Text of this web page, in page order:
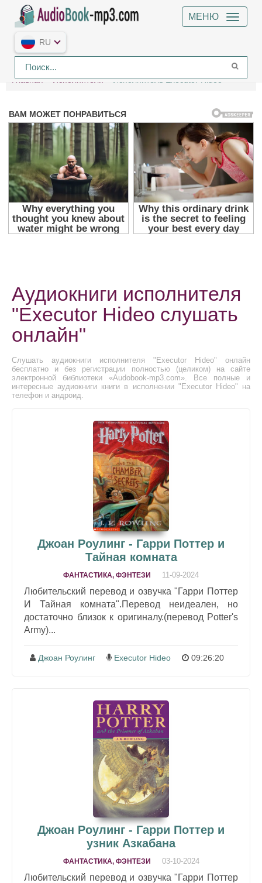
МЕНЮ
RU
Главная Исполнители Исполнитель Executor Hideo
Аудиокниги исполнителя
"Executor Hideo слушать
онлайн"
Слушать аудиокниги исполнителя "Executor Hideo" онлайн
бесплатно и без регистрации полностью (целиком) на сайте
электронной библиотеки «Audobook-mp3.com». Все полные и
интересные аудиокниги книги в исполнении "Executor Hideo" на
телефон и андроид.
Джоан Роулинг - Гарри Поттер и
Тайная комната
ФАНТАСТИКА, ФЭНТЕЗИ 11-09-2024
Любительский перевод и озвучка "Гарри Поттер
И Тайная комната".Перевод неидеален, но
достаточно близок к оригиналу.(перевод Potter's
Army)...
Джоан Роулинг Executor Hideo 09:26:20
Джоан Роулинг - Гарри Поттер и
узник Азкабана
ФАНТАСТИКА, ФЭНТЕЗИ 03-10-2024
Любительский перевод и озвучка "Гарри Поттер